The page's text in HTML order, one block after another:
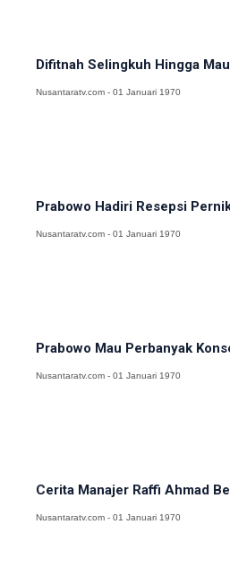
Difitnah Selingkuh Hingga
Nusantaratv.com - 01 Januari 1970
Prabowo Hadiri Resepsi
Nusantaratv.com - 01 Januari 1970
Prabowo Mau Perbanyak
Nusantaratv.com - 01 Januari 1970
Cerita Manajer Raffi Ahmad
Nusantaratv.com - 01 Januari 1970